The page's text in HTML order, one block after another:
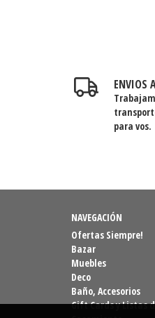
ENVIOS
para vos.
NAVEGACIÓN
Ofertas Siempre!
Bazar
Muebles
Deco
Baño, Accesorios
Gift Cards y Listas